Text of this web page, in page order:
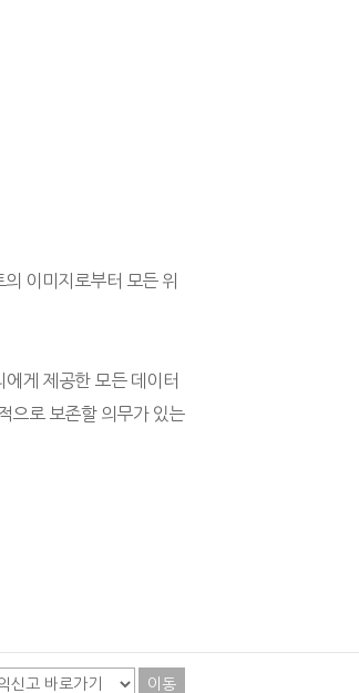
이미지로부터 모든 위
게 제공한 모든 데이터
으로 보존할 의무가 있는
이동